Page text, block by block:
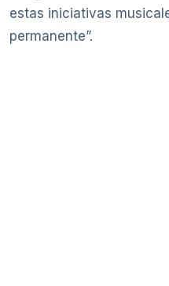
estas iniciativas
permanente”.